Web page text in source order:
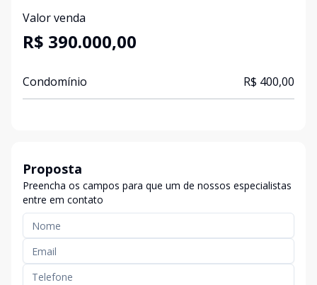
Valor venda
R$ 390.000,00
Condomínio R$ 400,00
Proposta
Preencha os campos para que um de nossos especialistas
entre em contato